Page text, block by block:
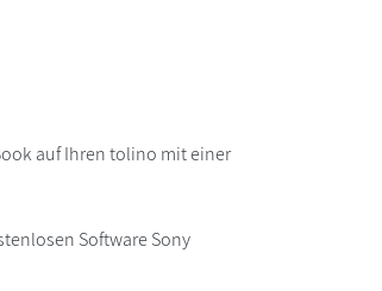
auf Ihren tolino mit einer
Software Sony